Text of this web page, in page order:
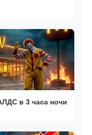
в 3 часа ночи